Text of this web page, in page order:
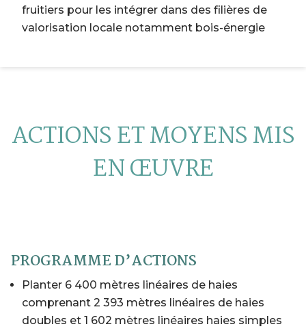
fruitiers pour les intégrer dans des filières de
valorisation locale notamment bois-énergie
ACTIONS ET MOYENS MIS
ENŒUVRE
PROGRAMME D’ACTIONS
Planter 6 400 mètres linéaires de haies
comprenant 2 393 mètres linéaires de haies
doubles et 1 602 mètres linéaires haies simples